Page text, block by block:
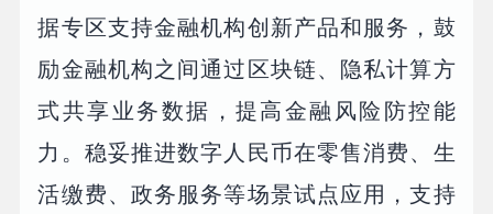
据专区支持金融机构创新产品和服务，鼓
励金融机构之间通过区块链、隐私计算方
式共享业务数据，提高金融风险防控能
力。稳妥推进数字人民币在零售消费、生
活缴费、政务服务等场景试点应用，支持